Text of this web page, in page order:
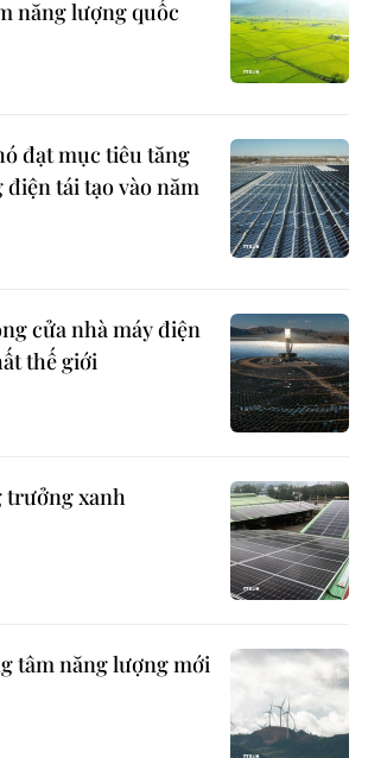
năng lượng quốc
đạt mục tiêu tăng
điện tái tạo vào năm
cửa nhà máy điện
thế giới
trưởng xanh
tâm năng lượng mới